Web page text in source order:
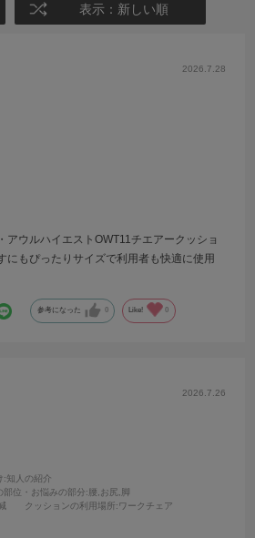
表示：新しい順
2026.7.28
ウルハイエストOWT11チエアークッショ
にもぴったりサイズで利用者も快適に使用
参考になった 0 Like! 0
2026.7.26
:知人の紹介
部位・お悩みの部分:腰,お尻,脚
クッションの利用場所:ワークチェア